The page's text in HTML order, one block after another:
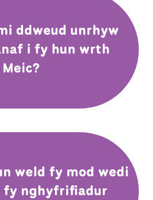
ddweud unrhyw
i fy hun wrth
Meic?
weld fy mod wedi
fy nghyfrifiadur